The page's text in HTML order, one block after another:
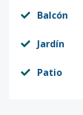
Balcón
Jardín
Patio